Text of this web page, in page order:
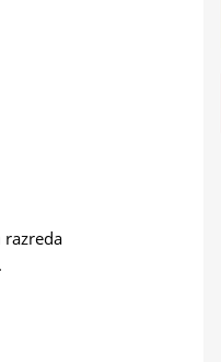
razreda